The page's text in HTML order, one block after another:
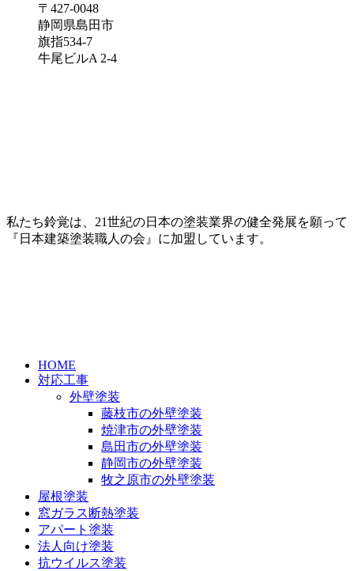
〒427-0048
静岡県島田市
旗指534-7
牛尾ビルA 2-4
私たち鈴覚は、21世紀の日本の塗装業界の健全発展を願って
『日本建築塗装職人の会』に加盟しています。
HOME
対応工事
外壁塗装
藤枝市の外壁塗装
焼津市の外壁塗装
島田市の外壁塗装
静岡市の外壁塗装
牧之原市の外壁塗装
屋根塗装
窓ガラス断熱塗装
アパート塗装
法人向け塗装
抗ウイルス塗装